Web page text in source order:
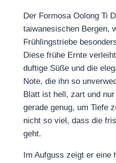
Der Formosa Oolong Ti
taiwanesischen Bergen,
Frühlingstriebe
Diese frühe Ernte
duftige Süße und die
Note, die ihn so
Blatt ist hell, zart und
gerade genug, um Tiefe
nicht so viel, dass die
geht.
Im Aufguss zeigt er eine